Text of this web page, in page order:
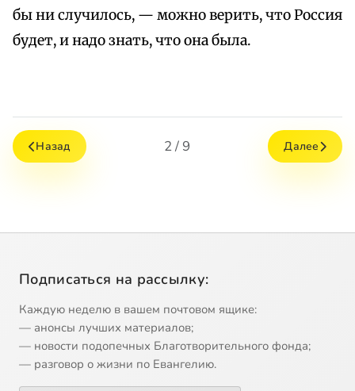
бы ни случилось, — можно верить, что Россия
будет, и надо знать, что она была.
Назад 2 / 9 Далее
Подписаться на рассылку:
Каждую неделю в вашем почтовом ящике:
— анонсы лучших материалов;
— новости подопечных Благотворительного фонда;
— разговор о жизни по Евангелию.